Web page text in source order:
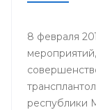
8 февраля
республики